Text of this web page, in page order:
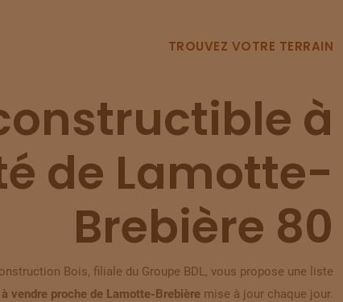
TROUVEZ VOTRE TERRAIN
à
de Lamotte-
Brebière 80
Bois, filiale du Groupe BDL, vous propose une liste
vendre proche de Lamotte-Brebière mise à jour chaque jour.